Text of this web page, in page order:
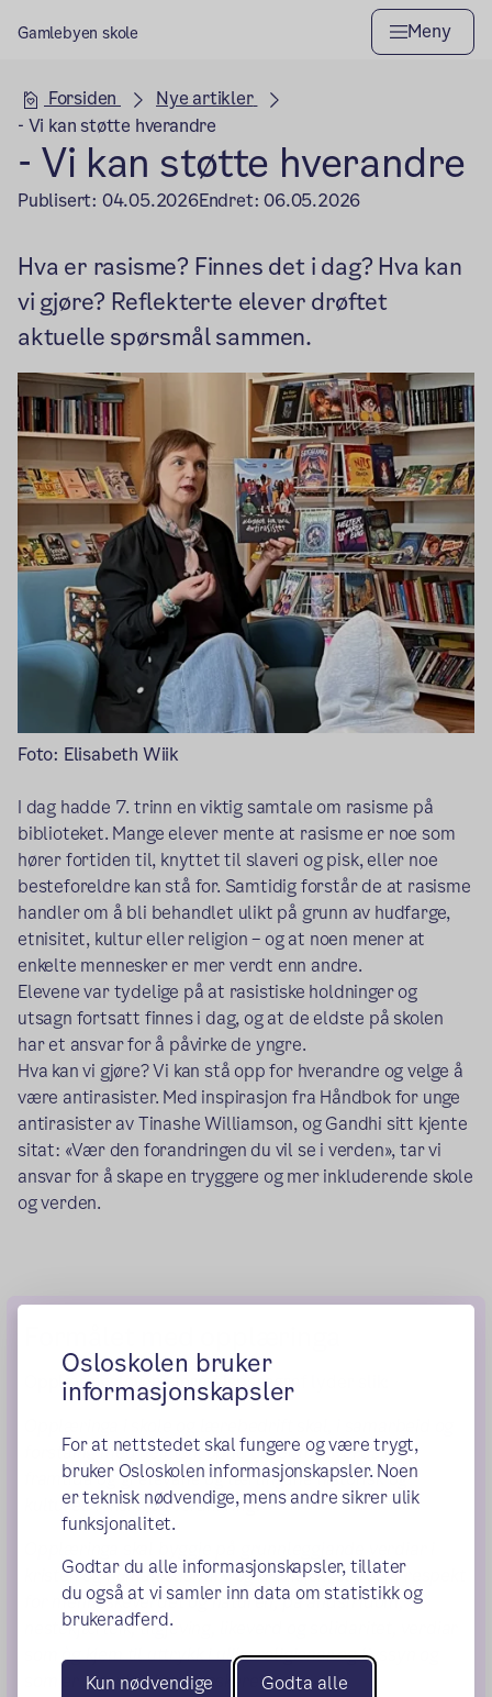
Osloskolen bruker
informasjonskapsler
For at nettstedet skal fungere og være trygt,
bruker Osloskolen informasjonskapsler. Noen
er teknisk nødvendige, mens andre sikrer ulik
funksjonalitet.
Godtar du alle informasjonskapsler, tillater
du også at vi samler inn data om statistikk og
brukeradferd.
Kun nødvendige Godta alle
Gamlebyen skole Meny
Hovedseksjon
Forsiden
Nye artikler
- Vi kan støtte hverandre
- Vi kan støtte hverandre
Publisert: 04.05.2026Endret:06.05.2026
Hva er rasisme? Finnes det i dag? Hva kan
vi gjøre? Reflekterte elever drøftet
aktuelle spørsmål sammen.
Foto: Elisabeth Wiik
I dag hadde 7. trinn en viktig samtale om rasisme på
biblioteket. Mange elever mente at rasisme er noe som
hører fortiden til, knyttet til slaveri og pisk, eller noe
besteforeldre kan stå for. Samtidig forstår de at rasisme
handler om å bli behandlet ulikt på grunn av hudfarge,
etnisitet, kultur eller religion – og at noen mener at
enkelte mennesker er mer verdt enn andre.
Elevene var tydelige på at rasistiske holdninger og
utsagn fortsatt finnes i dag, og at de eldste på skolen
har et ansvar for å påvirke de yngre.
Hva kan vi gjøre? Vi kan stå opp for hverandre og velge å
være antirasister. Med inspirasjon fra Håndbok for unge
antirasister av Tinashe Williamson, og Gandhi sitt kjente
sitat: «Vær den forandringen du vil se i verden», tar vi
ansvar for å skape en tryggere og mer inkluderende skole
og verden.
Opplæringslovens formålsparagraf lyder slik:
forståing med heimen, opne dører mot verda og
framtida og gi elevane og lærlingane historisk og
kulturell innsikt og forankring.
kristen og humanistisk arv og tradisjon, slik som respekt
for menneskeverdet og naturen, på åndsfridom,
nestekjærleik, tilgjeving, likeverd og solidaritet, verdiar
som òg kjem til uttrykk i ulike religionar og livssyn og
som er forankra i menneskerettane.